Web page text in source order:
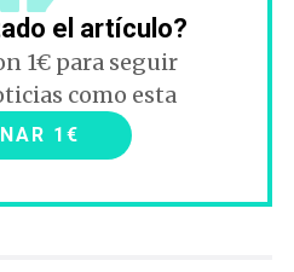
el artículo?
1€ para seguir
como esta
1€